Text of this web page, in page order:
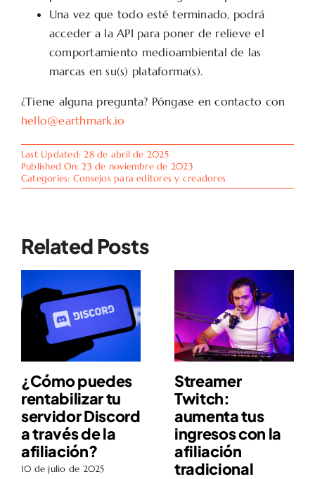
Una vez que todo esté terminado, podrá
acceder a la API para poner de relieve el
comportamiento medioambiental de las
marcas en su(s) plataforma(s).
¿Tiene alguna pregunta? Póngase en contacto con
hello@earthmark.io
Last Updated: 28 de abril de 2025
Published On: 23 de noviembre de 2023
Categories: Consejos para editores y creadores
Related Posts
¿Cómo puedes
rentabilizar tu
servidor Discord
a través de la
afiliación?
10 de julio de 2025
Streamer
Twitch:
aumenta tus
ingresos con la
afiliación
tradicional